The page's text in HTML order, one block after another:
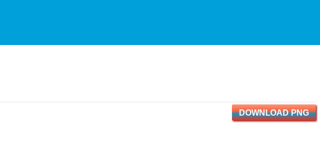
DOWNLOAD PNG